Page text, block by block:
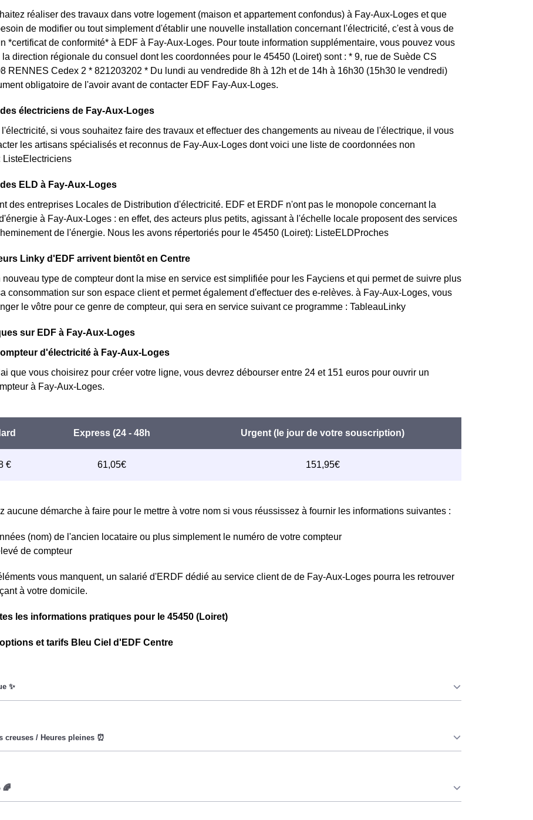
réaliser des travaux dans votre logement (maison et appartement confondus) à Fay-Aux-Loges et que
de modifier ou tout simplement d'établir une nouvelle installation concernant l'électricité, c'est à vous de
*certificat de conformité* à EDF à Fay-Aux-Loges. Pour toute information supplémentaire, vous pouvez vous
la direction régionale du consuel dont les coordonnées pour le 45450 (Loiret) sont : * 9, rue de Suède CS
RENNES Cedex 2 * 821203202 * Du lundi au vendredide 8h à 12h et de 14h à 16h30 (15h30 le vendredi)
obligatoire de l'avoir avant de contacter EDF Fay-Aux-Loges.
électriciens de Fay-Aux-Loges
si vous souhaitez faire des travaux et effectuer des changements au niveau de l'électrique, il vous
les artisans spécialisés et reconnus de Fay-Aux-Loges dont voici une liste de coordonnées non
ListeElectriciens
ELD à Fay-Aux-Loges
des entreprises Locales de Distribution d'électricité. EDF et ERDF n'ont pas le monopole concernant la
à Fay-Aux-Loges : en effet, des acteurs plus petits, agissant à l'échelle locale proposent des services
de l'énergie. Nous les avons répertoriés pour le 45450 (Loiret): ListeELDProches
Linky d'EDF arrivent bientôt en Centre
nouveau type de compteur dont la mise en service est simplifiée pour les Fayciens et qui permet de suivre plus
consommation sur son espace client et permet également d'effectuer des e-relèves. à Fay-Aux-Loges, vous
le vôtre pour ce genre de compteur, qui sera en service suivant ce programme : TableauLinky
sur EDF à Fay-Aux-Loges
d'électricité à Fay-Aux-Loges
que vous choisirez pour créer votre ligne, vous devrez débourser entre 24 et 151 euros pour ouvrir un
à Fay-Aux-Loges.
aucune démarche à faire pour le mettre à votre nom si vous réussissez à fournir les informations suivantes :
(nom) de l'ancien locataire ou plus simplement le numéro de votre compteur
de compteur
vous manquent, un salarié d'ERDF dédié au service client de de Fay-Aux-Loges pourra les retrouver
à votre domicile.
les informations pratiques pour le 45450 (Loiret)
et tarifs Bleu Ciel d'EDF Centre